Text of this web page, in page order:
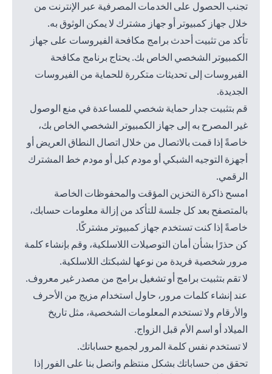
تجنب الحصول على الخدمات المصرفية عبر الإنترنت من
خلال جهاز كمبيوتر أو جهاز مشترك لا يمكن الوثوق به.
تأكد من تثبيت أحدث برامج مكافحة الفيروسات على جهاز
الكمبيوتر الشخصي الخاص بك. يحتاج برنامج مكافحة
الفيروسات إلى تحديثات متكررة للحماية من الفيروسات
الجديدة.
قم بتثبيت جدار حماية شخصي للمساعدة في منع الوصول
غير المصرح به إلى جهاز الكمبيوتر الشخصي الخاص بك،
خاصةً إذا قمت بالاتصال من خلال اتصال النطاق العريض أو
أجهزة التوجيه الشبكي أو مودم كبل أو مودم خط المشترك
الرقمي.
امسح ذاكرة التخزين المؤقت والمحفوظات الخاصة
بالمتصفح بعد كل جلسة للتأكد من إزالة معلومات حسابك،
خاصةً إذا كنت تستخدم جهاز كمبيوتر مشتركًا.
كن حذرًا بشأن أمان التوصيلات اللاسلكية، وقم بإنشاء كلمة
مرور شخصية فريدة من نوعها لشبكتك اللاسلكية.
لا تقم بتثبيت برامج أو تشغيل برامج من مصدر غير معروف.
عند إنشاء كلمات مرور، حاول استخدام مزيج من الأحرف
والأرقام ولا تستخدم المعلومات الشخصية، مثل تاريخ
الميلاد أو اسم الأم قبل الزواج.
لا تستخدم نفس كلمة المرور لجميع حساباتك.
تحقق من حساباتك بشكل منتظم واتصل بنا على الفور إذا